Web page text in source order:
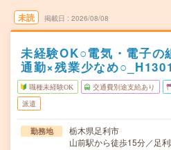
未読 掲載日 2026/08/08
未経験OK○電気・電子の
通勤×残業少なめ
職種未経験OK 交通費別途支給あり
派遣
勤務地
栃木県足利市
山前駅から徒歩15分／足